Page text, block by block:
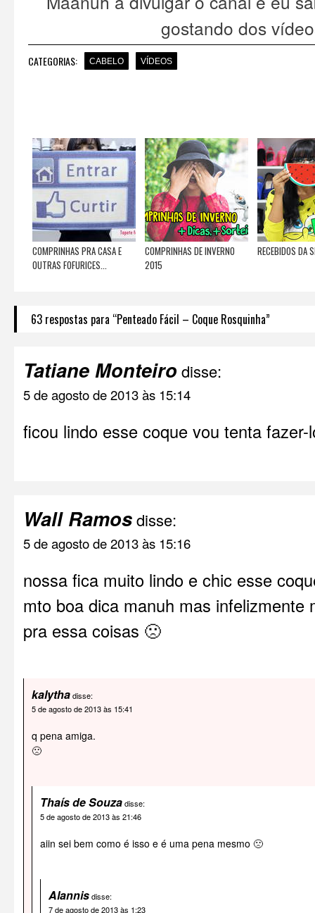
gostando dos
CATEGORIAS: CABELO VÍDEOS
COMPRINHAS PRA CASA E
OUTRAS FOFURICES...
COMPRINHAS DE INVERNO
2015
RECEBIDOS DA
63 respostas para “Penteado Fácil – Coque Rosquinha”
Tatiane Monteiro disse:
5 de agosto de 2013 às 15:14
ficou lindo esse coque vou tenta
Wall Ramosdisse:
5 de agosto de 2013 às 15:16
nossa fica muito lindo e chic esse
mto boa dica manuh mas infelizmente
pra essa coisas 🙁
kalythadisse:
5 de agosto de 2013 às 15:41
q pena amiga.
🙁
Thaís de Souzadisse:
5 de agosto de 2013 às 21:46
aiin sei bem como é isso e é uma pena mesmo 🙁
Alannisdisse:
7 de agosto de 2013 às 1:23